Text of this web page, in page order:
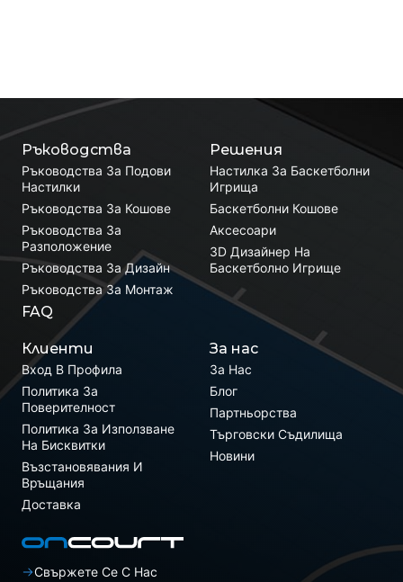
Решения
Настилка За Баскетболни
Игрища
Баскетболни Кошове
Аксесоари
3D Дизайнер На
Баскетболно Игрище
Ръководства
Ръководства За Подови
Настилки
Ръководства За Кошове
Ръководства За
Разположение
Ръководства За Дизайн
Ръководства За Монтаж
FAQ
Клиенти
Вход В Профила
Политика За
Поверителност
Политика За Използване
На Бисквитки
Възстановявания И
Връщания
Доставка
За нас
За Нас
Блог
Партньорства
Търговски Съдилища
Новини
Свържете Се С Нас